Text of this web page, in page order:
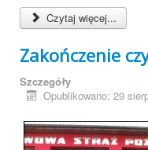
Czytaj więcej...
Zakończenie
Szczegóły
Opublikowano: 29